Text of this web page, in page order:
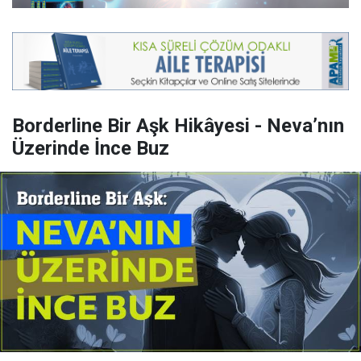
Borderline Bir Aşk Hikâyesi - Neva’nın
Üzerinde İnce Buz